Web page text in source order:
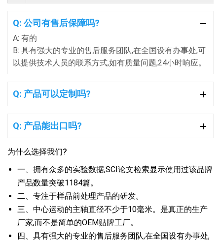
Q: 公司有售后保障吗?
A: 有的
B: 具有强大的专业的售后服务团队,在全国设有办事处,可
以提供技术人员的联系方式,如有质量问题,24小时响应。
Q: 产品可以定制吗?
Q: 产品能出口吗?
为什么选择我们?
一、拥有众多的实验数据,SCI论文检索显示使用过该品牌
产品数量突破1184篇。
二、专注于样品前处理产品的研发。
三、中心运动的主轴直径不少于10毫米。是真正的生产
厂家,而不是简单的OEM贴牌工厂。
四、具有强大的专业的售后服务团队,在全国设有办事处,